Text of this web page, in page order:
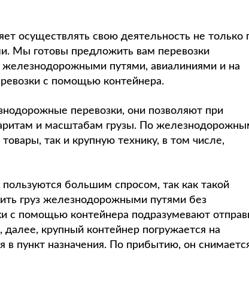
осуществлять свою деятельность не только
Мы готовы предложить вам перевозки
путями, авиалиниями и на
с помощью контейнера.
перевозки, они позволяют при
и масштабам грузы. По
так и крупную технику, в том числе,
большим спросом, так как такой
груз железнодорожными путями без
с помощью контейнера подразумевают
далее, крупный контейнер погружается на
в пункт назначения. По прибытию, он